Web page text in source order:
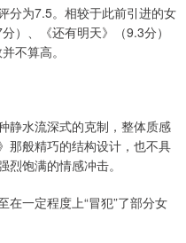
分为7.5。相较于此前引进的女
）、《还有明天》（9.3分）
不算高。
静水流深式的克制，整体质感
那般精巧的结构设计，也不具
饱满的情感冲击。
在一定程度上“冒犯”了部分女